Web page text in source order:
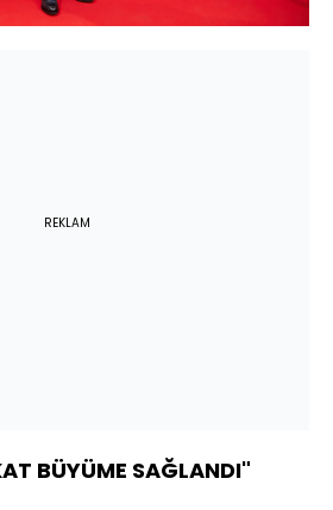
REKLAM
BÜYÜME SAĞLANDI"